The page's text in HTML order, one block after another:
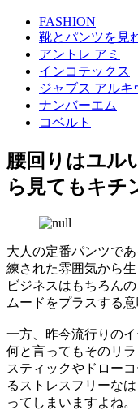
FASHION
靴とパンツを見
アントレ アミ
インコテックス
ジャブス アルキ
ナンバーエム
コベルト
腰回りはユル
ら見てもキチ
大人の定番パンツで
練された雰囲気から
ビジネスはもちろん
ムードをプラスする
一方、昨今流行りの
何と言ってもそのリ
スティックやドロー
るストレスフリーな
ってしまいますよね。